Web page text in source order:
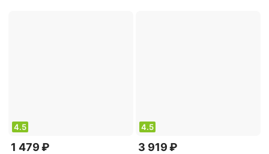
4.5
1 479 ₽
4.5
3 919 ₽